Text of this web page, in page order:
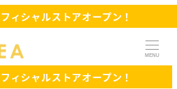
ィシャルストアオープン！
MENU
ィシャルストアオープン！